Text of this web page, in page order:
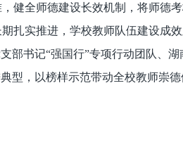
健全师德建设长效机制，将师德
扎实推进，学校教师队伍建设成
部书记“强国行”专项行动团队、
型，以榜样示范带动全校教师崇